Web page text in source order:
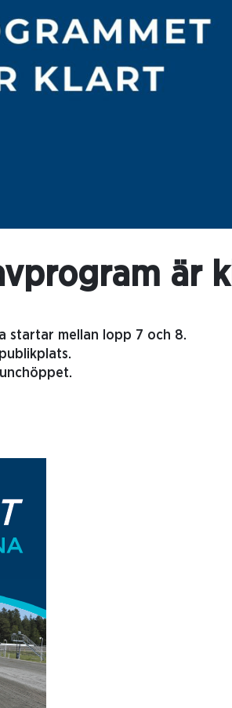
är
startar mellan lopp 7 och 8.